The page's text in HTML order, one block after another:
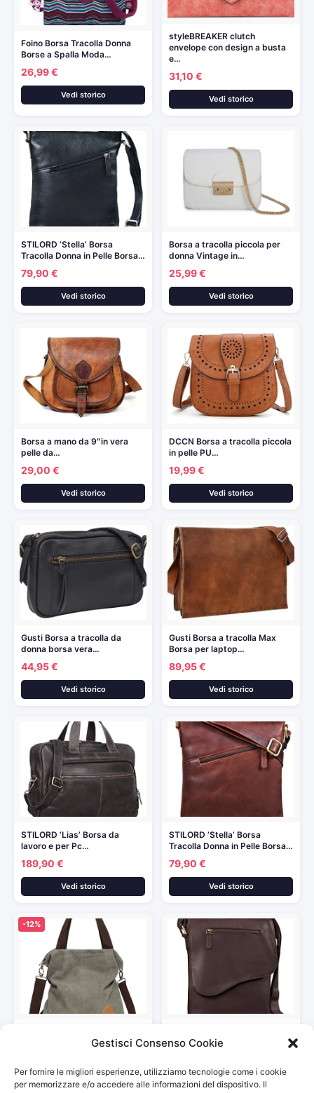
Gestisci Consenso Cookie
Per fornire le migliori esperienze, utilizziamo tecnologie come i cookie
per memorizzare e/o accedere alle informazioni del dispositivo. Il
Foino Borsa Tracolla Donna
Borse a Spalla Moda…
26,99 €
Vedi storico
styleBREAKER clutch
envelope con design a busta
e…
31,10 €
Vedi storico
STILORD ‘Stella’ Borsa
Tracolla Donna in Pelle Borsa…
79,90 €
Vedi storico
Borsa a tracolla piccola per
donna Vintage in…
25,99 €
Vedi storico
Borsa a mano da 9″in vera
pelle da…
29,00 €
Vedi storico
DCCN Borsa a tracolla piccola
in pelle PU…
19,99 €
Vedi storico
Gusti Borsa a tracolla da
donna borsa vera…
44,95 €
Vedi storico
Gusti Borsa a tracolla Max
Borsa per laptop…
89,95 €
Vedi storico
STILORD ‘Lias’ Borsa da
lavoro e per Pc…
189,90 €
Vedi storico
STILORD ‘Stella’ Borsa
Tracolla Donna in Pelle Borsa…
79,90 €
Vedi storico
-12%
Tracolla,Borse Mano Donna
21,99 € 24,99 €
piccola in pelle Borsello…
Vedi storico